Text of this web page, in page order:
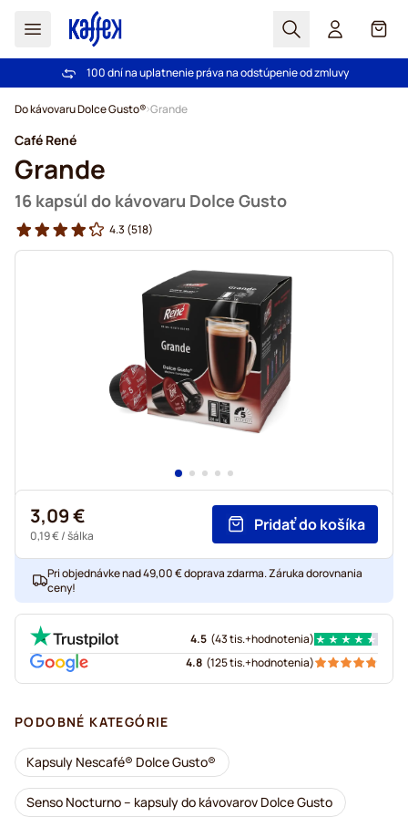
Hľadať Košík
Pri objednávke nad 49,00 € doprava zdarma
100 dní na uplatnenie práva na odstúpenie od zmluvy
Do kávovaru Dolce Gusto® Grande
Café René
Grande
16 kapsúl do kávovaru Dolce Gusto
4.3 (518)
3,09 €
0,19 €/ šálka
Pridať do košíka
Pri objednávke nad 49,00 € doprava zdarma. Záruka dorovnania
ceny!
4.5 (43 tis.+hodnotenia)
4.8 (125 tis.+hodnotenia)
PODOBNÉ KATEGÓRIE
Kapsuly Nescafé® Dolce Gusto®
Senso Nocturno – kapsuly do kávovarov Dolce Gusto